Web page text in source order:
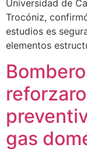
Universidad de
Trocóniz,
estudios es
elementos
gas